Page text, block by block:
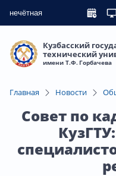
нечётная
Кузбасский
технический
имени Т.Ф. Горбачева
Главная Новости
Совет по